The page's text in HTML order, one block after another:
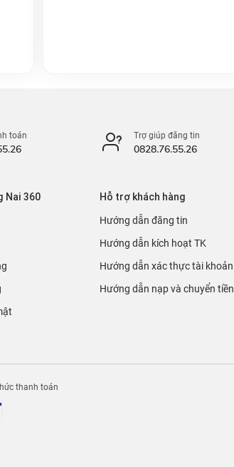
toán Trợ giúp đăng tin
0828.76.55.26
Nai 360 Hỗ trợ khách hàng
Hướng dẫn đăng tin
Hướng dẫn kích hoạt TK
Hướng dẫn xác thực tài khoản
Hướng dẫn nạp và chuyển tiền
thanh toán